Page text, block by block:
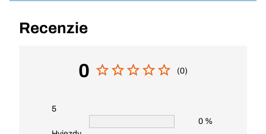
Recenzie
0 (0)
5
0 %